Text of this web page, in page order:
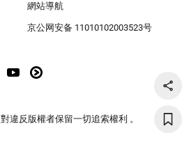
網站導航
京公网安备 11010102003523号
違反版權者保留一切追索權利 。